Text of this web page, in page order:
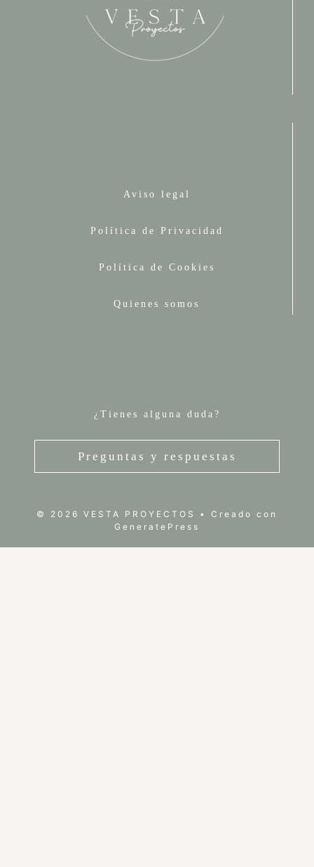
Aviso legal
Política de Privacidad
Política de Cookies
Quienes somos
¿Tienes alguna duda?
Preguntas y respuestas
© 2026 VESTA PROYECTOS
• Creado con
GeneratePress